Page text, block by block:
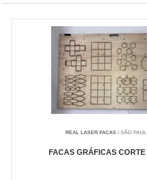
REAL LASER FACAS/ SÃO
FACAS GRÁFICAS CORTE